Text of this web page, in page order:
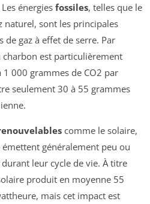
énergies fossiles, telles que le
naturel, sont les principales
de gaz à effet de serre. Par
est particulièrement
000 grammes de CO2 par
seulement 30 à 55 grammes
comme le solaire,
émettent généralement peu ou
leur cycle de vie. À titre
produit en moyenne 55
mais cet impact est